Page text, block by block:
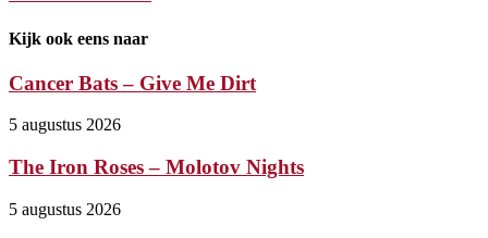
Kijk ook eens naar
Cancer Bats – Give Me Dirt
5 augustus 2026
The Iron Roses – Molotov Nights
5 augustus 2026